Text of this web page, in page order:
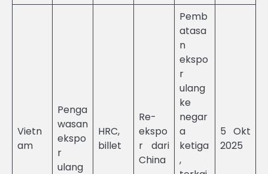
Vietn
am
Penga
wasan
ekspo
r
ulang
HRC,
billet
Re-
ekspo
r dari
China
Pemb
atasa
n
ekspo
r
ulang
ke
negar
a
ketiga
,
5 Okt
2025